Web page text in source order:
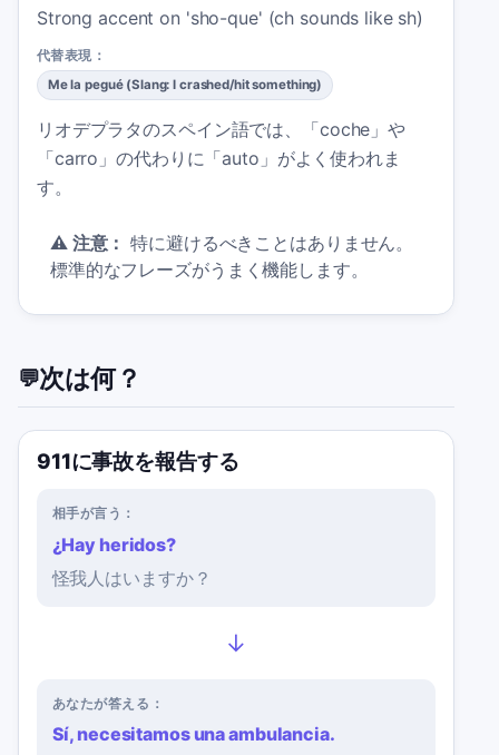
Strong accent on 'sho-que' (ch sounds like sh)
代替表現：
Me la pegué (Slang: I crashed/hit something)
リオデプラタのスペイン語では、「coche」や
「carro」の代わりに「auto」がよく使われま
す。
⚠️ 注意： 特に避けるべきことはありません。
標準的なフレーズがうまく機能します。
💬次は何？
911に事故を報告する
相手が言う：
¿Hay heridos?
怪我人はいますか？
→
あなたが答える：
Sí, necesitamos una ambulancia.